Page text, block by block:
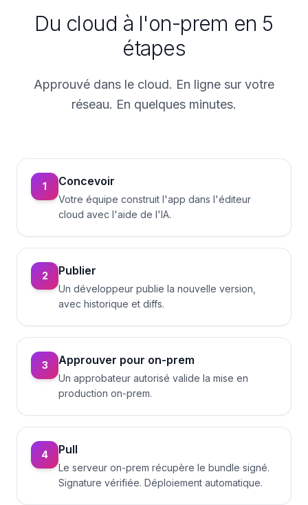
Du cloud à l'on-prem en 5
étapes
Approuvé dans le cloud. En ligne sur votre
réseau. En quelques minutes.
1 Concevoir
Votre équipe construit l'app dans l'éditeur
cloud avec l'aide de l'IA.
2 Publier
Un développeur publie la nouvelle version,
avec historique et diffs.
3 Approuver pour on-prem
Un approbateur autorisé valide la mise en
production on-prem.
4 Pull
Le serveur on-prem récupère le bundle signé.
Signature vérifiée. Déploiement automatique.